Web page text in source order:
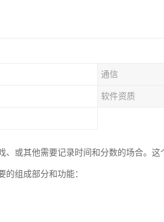
通信
软件资质
、或其他需要记录时间和分数的场合。
组成部分和功能：